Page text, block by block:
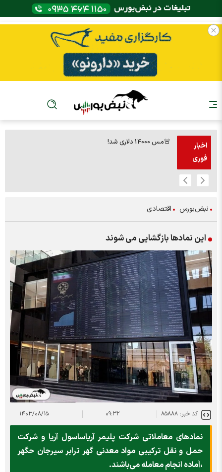
اخبار
فوری
🚨مس 14000 دلاری شد!
نبض‌بورس اقتصادی
این نمادها بازگشایی می شوند
کد خبر: ۸۵۸۸۸ ۰۹:۳۲ ۱۴۰۳/۰۸/۱۵
نماد‌های معاملاتی شرکت پلیمر آریاساسول آریا و شرکت
حمل و نقل ترکیبی مواد معدنی گهر ترابر سیرجان حگهر
،آماده انجام معامله می‌باشند.